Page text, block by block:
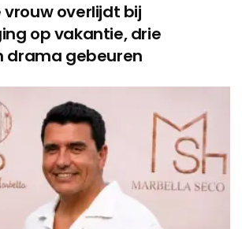
overlijdt bij
op vakantie, drie
drama gebeuren